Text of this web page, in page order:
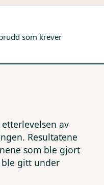
som krever
av
Resultatene
som ble gjort
gitt under